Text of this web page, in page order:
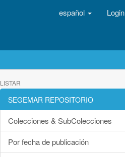
español Login
LISTAR
SEGEMAR REPOSITORIO
Colecciones & SubColecciones
Por fecha de publicación